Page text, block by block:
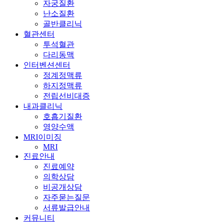
자궁질환
난소질환
골반클리닉
혈관센터
투석혈관
다리동맥
인터벤션센터
정계정맥류
하지정맥류
전립선비대증
내과클리닉
호흡기질환
영양수액
MRI이미징
MRI
진료안내
진료예약
의학상담
비공개상담
자주묻는질문
서류발급안내
커뮤니티